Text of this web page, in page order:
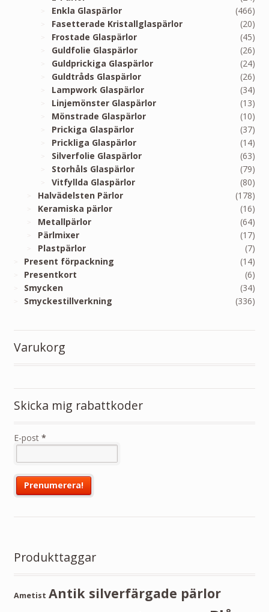
Enkla Glaspärlor
(466)
Fasetterade Kristallglaspärlor
(20)
Frostade Glaspärlor
(45)
Guldfolie Glaspärlor
(26)
Guldprickiga Glaspärlor
(24)
Guldtråds Glaspärlor
(26)
Lampwork Glaspärlor
(34)
Linjemönster Glaspärlor
(13)
Mönstrade Glaspärlor
(10)
Prickiga Glaspärlor
(37)
Prickliga Glaspärlor
(14)
Silverfolie Glaspärlor
(63)
Storhåls Glaspärlor
(79)
Vitfyllda Glaspärlor
(80)
Halvädelsten Pärlor
(178)
Keramiska pärlor
(16)
Metallpärlor
(64)
Pärlmixer
(17)
Plastpärlor
(7)
Present förpackning
(14)
Presentkort
(6)
Smycken
(34)
Smyckestillverkning
(336)
Varukorg
Skicka mig rabattkoder
E-post *
Produkttaggar
Ametist Antik silverfärgade pärlor